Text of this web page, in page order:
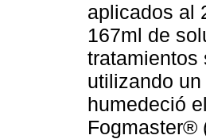
aplicados al
167ml de
tratamientos
utilizando
humedeció
Fogmaster®